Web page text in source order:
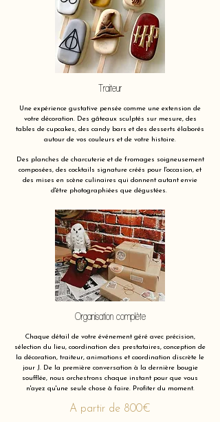
Traiteur
Une expérience gustative pensée comme une extension de
votre décoration. Des gâteaux sculptés sur mesure, des
tables de cupcakes, des candy bars et des desserts élaborés
autour de vos couleurs et de votre histoire.
Des planches de charcuterie et de fromages soigneusement
composées, des cocktails signature créés pour l'occasion, et
des mises en scène culinaires qui donnent autant envie
d'être photographiées que dégustées.
Organisation complète
Chaque détail de votre événement géré avec précision,
sélection du lieu, coordination des prestataires, conception de
la décoration, traiteur, animations et coordination discrète le
jour J. De la première conversation à la dernière bougie
soufflée, nous orchestrons chaque instant pour que vous
n'ayez qu'une seule chose à faire. Profiter du moment.
A partir de 800€